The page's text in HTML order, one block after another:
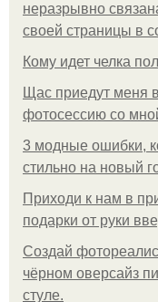
неразрывно
своей страницы в
Кому идет челка
Щас приедут меня
фотосессию со
3 модные ошибки,
стильно на новый
Приходи к нам в
подарки от руки
Создай
чёрном оверсайз
стуле.